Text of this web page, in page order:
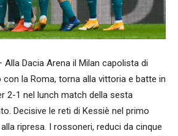
Alla Dacia Arena il Milan capolista di
con la Roma, torna alla vittoria e batte in
2-1 nel lunch match della sesta
Decisive le reti di Kessiè nel primo
ripresa. I rossoneri, reduci da cinque